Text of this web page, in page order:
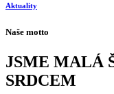
Aktuality
Naše motto
JSME MALÁ
SRDCEM